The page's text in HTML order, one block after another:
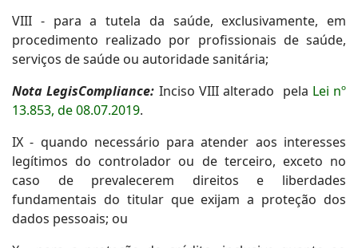
VIII - para a tutela da saúde, exclusivamente, em
procedimento realizado por profissionais de saúde,
serviços de saúde ou autoridade sanitária;
Nota LegisCompliance: Inciso VIII alterado pela Lei nº
13.853, de 08.07.2019.
IX - quando necessário para atender aos interesses
legítimos do controlador ou de terceiro, exceto no
caso de prevalecerem direitos e liberdades
fundamentais do titular que exijam a proteção dos
dados pessoais; ou